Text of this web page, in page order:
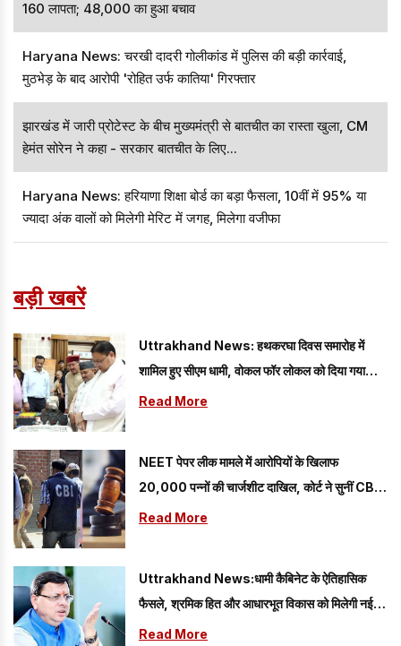
160 लापता; 48,000 का हुआ बचाव
Haryana News: चरखी दादरी गोलीकांड में पुलिस की बड़ी कार्रवाई,
मुठभेड़ के बाद आरोपी 'रोहित उर्फ कातिया' गिरफ्तार
झारखंड में जारी प्रोटेस्ट के बीच मुख्यमंत्री से बातचीत का रास्ता खुला, CM
हेमंत सोरेन ने कहा - सरकार बातचीत के लिए...
Haryana News: हरियाणा शिक्षा बोर्ड का बड़ा फैसला, 10वीं में 95% या
ज्यादा अंक वालों को मिलेगी मेरिट में जगह, मिलेगा वजीफा
बड़ी खबरें
Uttrakhand News: हथकरघा दिवस समारोह में
शामिल हुए सीएम धामी, वोकल फॉर लोकल को दिया गया
प्रोत्साहन
Read More
NEET पेपर लीक मामले में आरोपियों के खिलाफ
20,000 पन्नों की चार्जशीट दाखिल, कोर्ट ने सुनीं CBI
की दलीलें
Read More
Uttrakhand News:धामी कैबिनेट के ऐतिहासिक
फैसले, श्रमिक हित और आधारभूत विकास को मिलेगी नई
गति
Read More